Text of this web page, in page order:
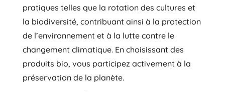
pratiques telles que la rotation des cultures et
la biodiversité, contribuant ainsi à la protection
de l’environnement et à la lutte contre le
changement climatique. En choisissant des
produits bio, vous participez activement à la
préservation de la planète.